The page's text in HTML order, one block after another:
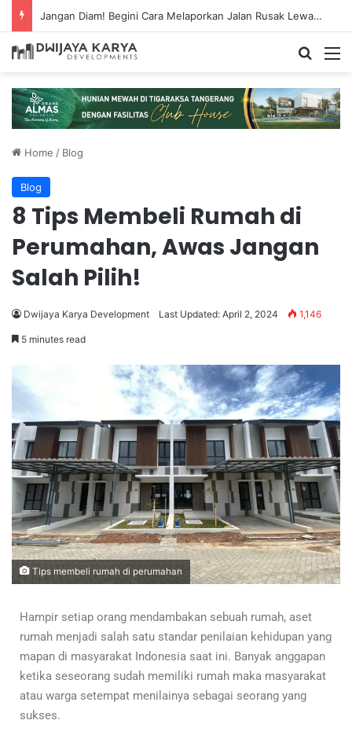
Jangan Diam! Begini Cara Melaporkan Jalan Rusak Lewat Aplikasi Ponsel
Home / Blog
Blog
8 Tips Membeli Rumah di
Perumahan, Awas Jangan
Salah Pilih!
Dwijaya Karya Development Last Updated: April 2, 2024 1,146
5 minutes read
Tips membeli rumah di perumahan
Hampir setiap orang mendambakan sebuah rumah, aset
rumah menjadi salah satu standar penilaian kehidupan yang
mapan di masyarakat Indonesia saat ini. Banyak anggapan
ketika seseorang sudah memiliki rumah maka masyarakat
atau warga setempat menilainya sebagai seorang yang
sukses.